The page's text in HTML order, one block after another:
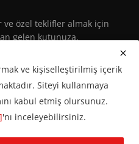
özel teklifler almak için
gelen kutunuza.
Abone Ol
ve kişiselleştirilmiş içerik
Siteyi kullanmaya
kabul etmiş olursunuz.
'nı inceleyebilirsiniz.